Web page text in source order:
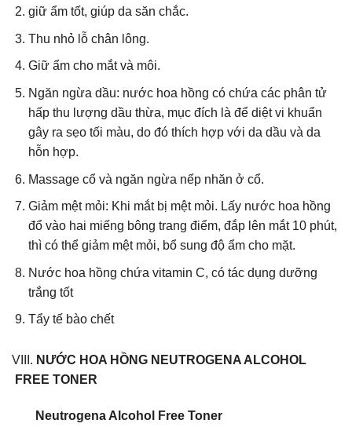
giữ ẩm tốt, giúp da săn chắc.
Thu nhỏ lỗ chân lông.
Giữ ẩm cho mắt và môi.
Ngăn ngừa dầu: nước hoa hồng có chứa các phân tử
hấp thu lượng dầu thừa, mục đích là để diệt vi khuẩn
gây ra sẹo tối màu, do đó thích hợp với da dầu và da
hỗn hợp.
Massage cổ và ngăn ngừa nếp nhăn ở cổ.
Giảm mệt mỏi: Khi mắt bị mệt mỏi. Lấy nước hoa hồng
đổ vào hai miếng bông trang điểm, đắp lên mắt 10 phút,
thì có thể giảm mệt mỏi, bổ sung độ ẩm cho mặt.
Nước hoa hồng chứa vitamin C, có tác dụng dưỡng
trắng tốt
Tẩy tế bào chết
VIII. NƯỚC HOA HỒNG NEUTROGENA ALCOHOL
FREE TONER
Neutrogena Alcohol Free Toner